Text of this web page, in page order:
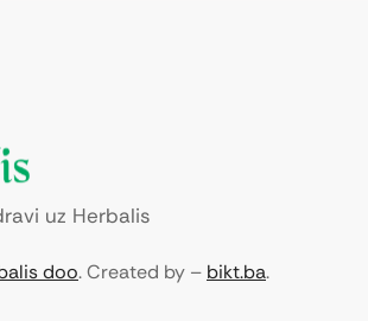
uz Herbalis
doo. Created by – bikt.ba.